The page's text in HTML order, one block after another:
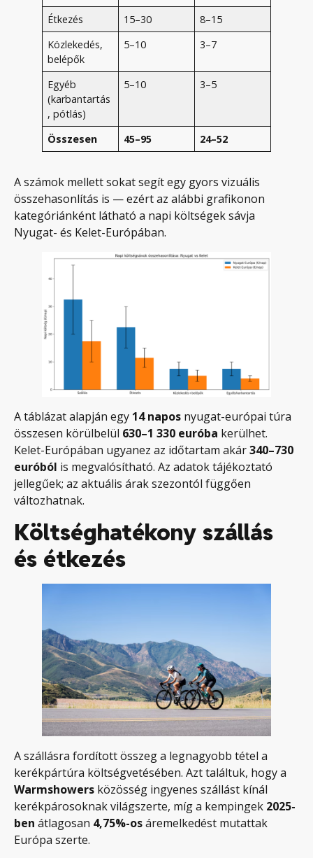
Étkezés
15–30
8–15
Közlekedés,
belépők
5–10 3–7
Egyéb
(karbantartás
, pótlás)
5–10 3–5
Összesen 45–95 24–52
A számok mellett sokat segít egy gyors vizuális
összehasonlítás is — ezért az alábbi grafikonon
kategóriánként látható a napi költségek sávja
Nyugat- és Kelet-Európában.
A táblázat alapján egy 14 napos nyugat-európai túra
összesen körülbelül 630–1 330 euróba kerülhet.
Kelet-Európában ugyanez az időtartam akár340–730
euróból is megvalósítható. Az adatok tájékoztató
jellegűek; az aktuális árak szezontól függően
változhatnak.
Költséghatékony szállás
és étkezés
A szállásra fordított összeg a legnagyobb tétel a
kerékpártúra költségvetésében. Azt találtuk, hogy a
Warmshowers közösség ingyenes szállást kínál
kerékpárosoknak világszerte, míg a kempingek 2025-
ben átlagosan 4,75%-osáremelkedést mutattak
Európa szerte.